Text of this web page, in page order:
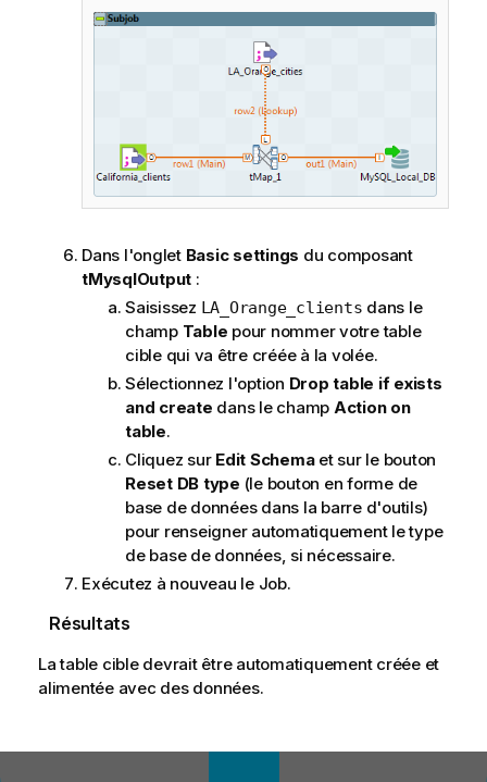
Dans l'onglet Basic settings du composant
tMysqlOutput :
Saisissez LA_Orange_clients dans le
champ Table pour nommer votre table
cible qui va être créée à la volée.
Sélectionnez l'option Drop table if exists
and create dans le champ Action on
table.
Cliquez sur Edit Schemaet sur le bouton
Reset DB type (le bouton en forme de
base de données dans la barre d'outils)
pour renseigner automatiquement le type
de base de données, si nécessaire.
Exécutez à nouveau le Job.
Résultats
La table cible devrait être automatiquement créée et
alimentée avec des données.